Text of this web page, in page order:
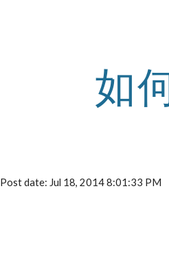
如
Post date: Jul 18, 2014 8:01:33 PM